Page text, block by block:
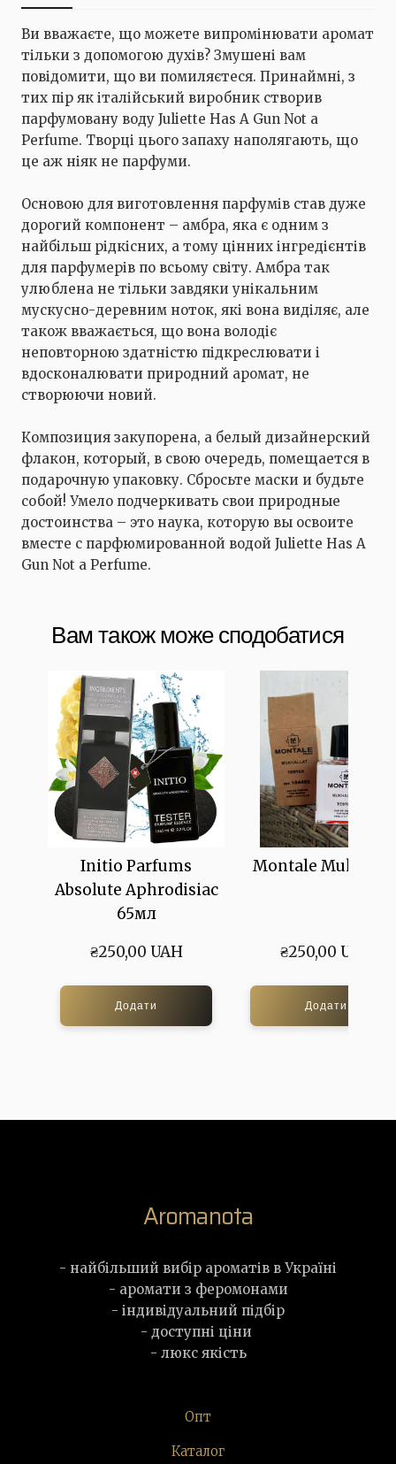
Ви вважаєте, що можете випромінювати аромат
тільки з допомогою духів? Змушені вам
повідомити, що ви помиляєтеся. Принаймні, з
тих пір як італійський виробник створив
парфумовану воду Juliette Has A Gun Not a
Perfume. Творці цього запаху наполягають, що
це аж ніяк не парфуми.
Основою для виготовлення парфумів став дуже
дорогий компонент – амбра, яка є одним з
найбільш рідкісних, а тому цінних інгредієнтів
для парфумерів по всьому світу. Амбра так
улюблена не тільки завдяки унікальним
мускусно-деревним ноток, які вона виділяє, але
також вважається, що вона володіє
неповторною здатністю підкреслювати і
вдосконалювати природний аромат, не
створюючи новий.
Композиция закупорена, а белый дизайнерский
флакон, который, в свою очередь, помещается в
подарочную упаковку. Сбросьте маски и будьте
собой! Умело подчеркивать свои природные
достоинства – это наука, которую вы освоите
вместе с парфюмированной водой Juliette Has A
Gun Not a Perfume.
Вам також може сподобатися
Initio Parfums
Absolute Aphrodisiac
65мл
₴250,00 UAH
Додати
Montale
₴250,00 UAH
Додати
Aromanota
- найбільший вибір ароматів в Україні
- аромати з феромонами
- індивідуальний підбір
- доступні ціни
- люкс якість
Опт
Каталог